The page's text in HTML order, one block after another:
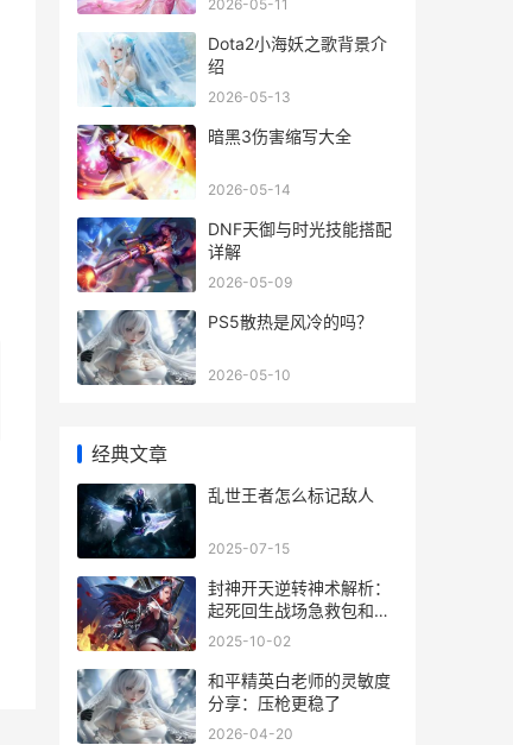
2026-05-11
Dota2小海妖之歌背景介
绍
2026-05-13
暗黑3伤害缩写大全
2026-05-14
DNF天御与时光技能搭配
详解
2026-05-09
PS5散热是风冷的吗？
2026-05-10
经典文章
乱世王者怎么标记敌人
2025-07-15
封神开天逆转神术解析：
起死回生战场急救包和苏
护绝配指导 封神翻天印
2025-10-02
和平精英白老师的灵敏度
分享：压枪更稳了
2026-04-20